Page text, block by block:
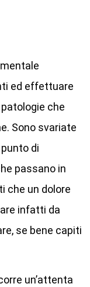
ed effettuare
che
Sono svariate
di
passano in
che un dolore
infatti da
se bene capiti
un’attenta